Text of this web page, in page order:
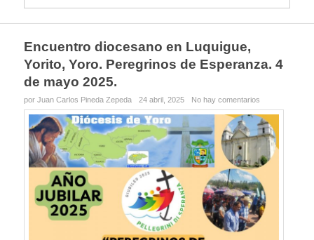
Encuentro diocesano en Luquigue,
Yorito, Yoro. Peregrinos de Esperanza. 4
de mayo 2025.
por Juan Carlos Pineda Zepeda 24 abril, 2025 No hay comentarios